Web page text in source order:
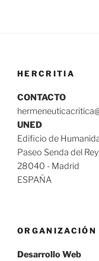
HERCRITIA
CONTACTO
UNED
Edificio de
Paseo Senda del
28040 - Madrid
ESPAÑA
Desarrollo Web